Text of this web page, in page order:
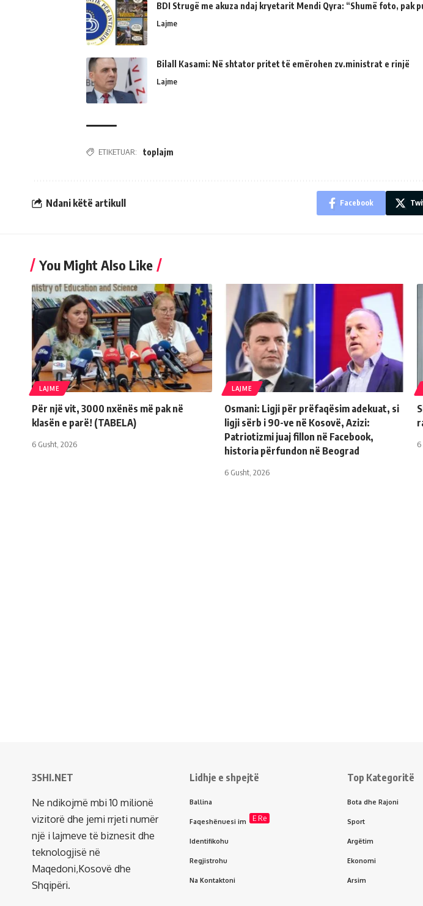
BDI Strugë me akuza ndaj kryetarit Mendi Qyra: “Shumë foto, pak
Lajme
Bilall Kasami: Në shtator pritet të emërohen zv.ministrat e rinjë
Lajme
ETIKETUAR: toplajm
Ndani këtë artikull Facebook
You Might Also Like
LAJME
Për një vit, 3000 nxënës më pak në
klasën e parë! (TABELA)
6 Gusht, 2026
LAJME
Osmani: Ligji për prëfaqësim adekuat, si
ligji sërb i 90-ve në Kosovë, Azizi:
Patriotizmi juaj fillon në Facebook,
historia përfundon në Beograd
6 Gusht, 2026
6
3SHI.NET
Ne ndikojmë mbi 10 milionë
vizitorë dhe jemi rrjeti numër
një i lajmeve të biznesit dhe
teknologjisë në
Maqedoni,Kosovë dhe
Shqipëri.
Lidhje e shpejtë
Ballina
Faqeshënuesi im E Re
Identifikohu
Regjistrohu
Na Kontaktoni
Top Kategoritë
Bota dhe Rajoni
Sport
Argëtim
Ekonomi
Arsim